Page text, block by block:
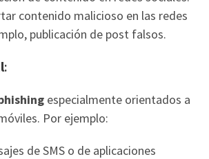
contenido malicioso en las redes
publicación de post falsos.
:
especialmente orientados a
Por ejemplo:
de SMS o de aplicaciones